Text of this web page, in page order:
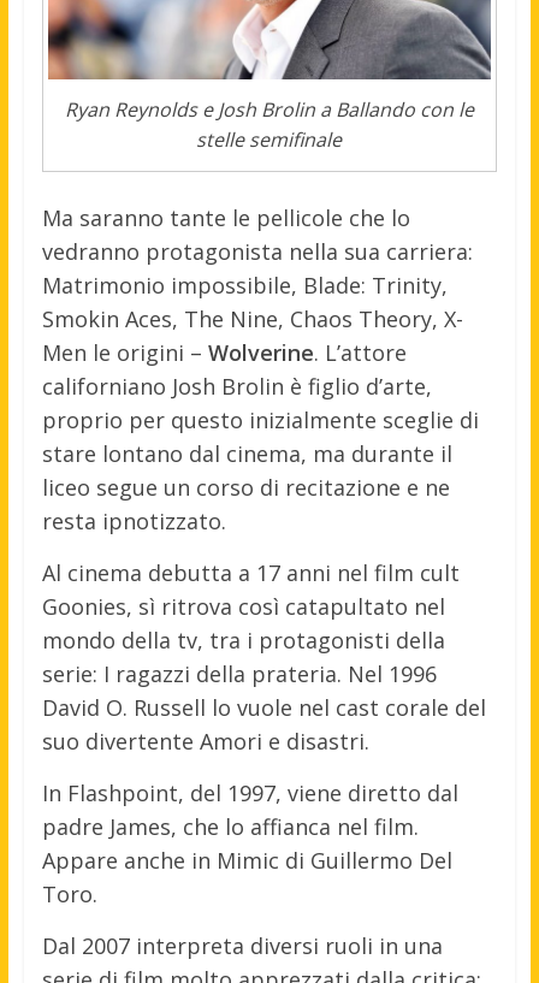
Ryan Reynolds e Josh Brolin a Ballando con le
stelle semifinale
Ma saranno tante le pellicole che lo
vedranno protagonista nella sua carriera:
Matrimonio impossibile, Blade: Trinity,
Smokin Aces, The Nine, Chaos Theory, X-
Men le origini – Wolverine. L’attore
californiano Josh Brolin è figlio d’arte,
proprio per questo inizialmente sceglie di
stare lontano dal cinema, ma durante il
liceo segue un corso di recitazione e ne
resta ipnotizzato.
Al cinema debutta a 17 anni nel film cult
Goonies, sì ritrova così catapultato nel
mondo della tv, tra i protagonisti della
serie: I ragazzi della prateria. Nel 1996
David O. Russell lo vuole nel cast corale del
suo divertente Amori e disastri.
In Flashpoint, del 1997, viene diretto dal
padre James, che lo affianca nel film.
Appare anche in Mimic di Guillermo Del
Toro.
Dal 2007 interpreta diversi ruoli in una